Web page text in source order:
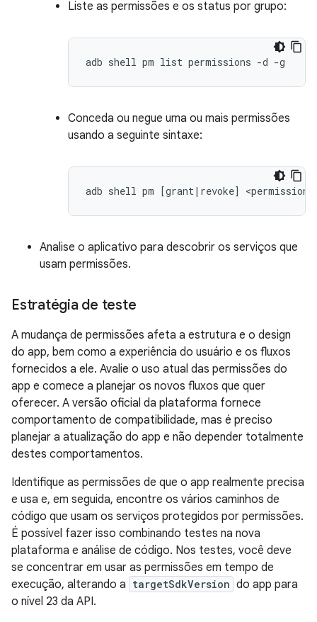
Liste as permissões e os status por grupo:
adb shell pm list permissions -d -g
Conceda ou negue uma ou mais permissões
usando a seguinte sintaxe:
adb shell pm [grant|revoke]
Analise o aplicativo para descobrir os serviços que
usam permissões.
Estratégia de teste
A mudança de permissões afeta a estrutura e o design
do app, bem como a experiência do usuário e os fluxos
fornecidos a ele. Avalie o uso atual das permissões do
app e comece a planejar os novos fluxos que quer
oferecer. A versão oficial da plataforma fornece
comportamento de compatibilidade, mas é preciso
planejar a atualização do app e não depender totalmente
destes comportamentos.
Identifique as permissões de que o app realmente precisa
e usa e, em seguida, encontre os vários caminhos de
código que usam os serviços protegidos por permissões.
É possível fazer isso combinando testes na nova
plataforma e análise de código. Nos testes, você deve
se concentrar em usar as permissões em tempo de
execução, alterando a targetSdkVersion do app para
o nível 23 da API.